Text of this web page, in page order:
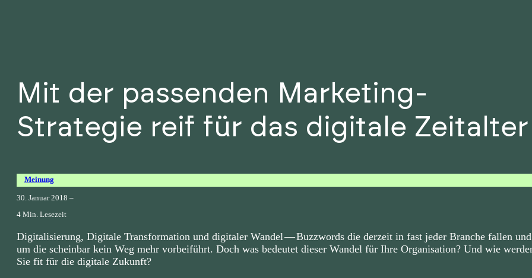
Mit der passenden Marketing-
Strategie reif für das digitale Zeitalter
Meinung
30. Januar 2018 –
4 Min. Lesezeit
Digitalisierung, Digitale Transformation und digitaler Wandel — Buzzwords die derzeit in fast jeder Branche fallen und
um die scheinbar kein Weg mehr vorbeiführt. Doch was bedeutet dieser Wandel für Ihre Organisation? Und wie
Sie fit für die digitale Zukunft?